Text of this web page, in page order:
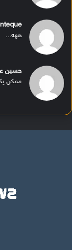
ههه...
حسين
ممكن